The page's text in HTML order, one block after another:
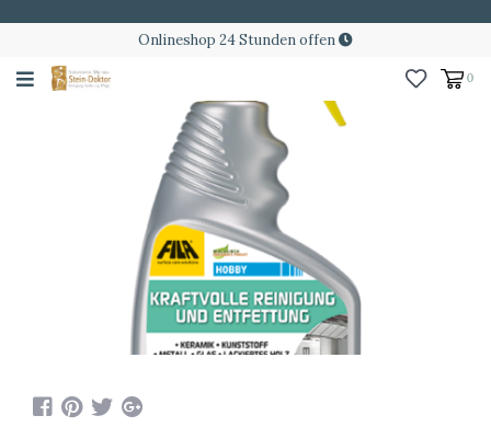
Onlineshop 24 Stunden offen
0